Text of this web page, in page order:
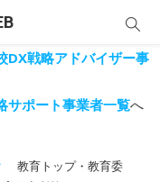
DX戦略アドバイザー事
サポート事業者一覧へ
教育トップ・教育委